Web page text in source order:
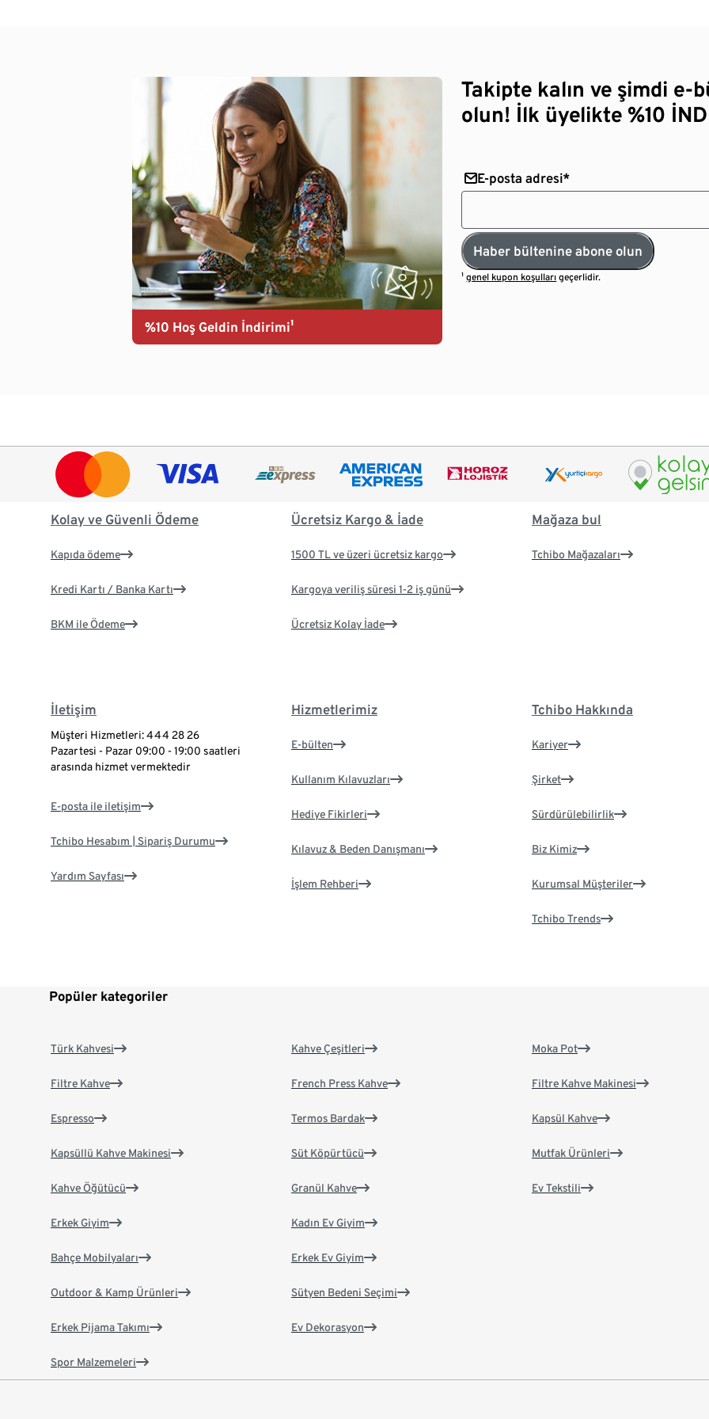
%10 Hoş Geldin İndirimi¹
Takipte kalın ve şimdi e-
olun! İlk üyelikte %10
E-posta adresi*
Haber bültenine abone olun
¹genel kupon koşulları geçerlidir.
Kolay ve Güvenli Ödeme
Kapıda ödeme
Kredi Kartı / Banka Kartı
BKM ile Ödeme
Ücretsiz Kargo & İade
1500 TL ve üzeri ücretsiz kargo
Kargoya veriliş süresi 1-2 iş günü
Ücretsiz Kolay İade
Mağaza bul
Tchibo Mağazaları
İletişim
Müşteri Hizmetleri: 444 28 26
Pazartesi - Pazar 09:00 - 19:00 saatleri
arasında hizmet vermektedir
E-posta ile iletişim
Tchibo Hesabım | Sipariş Durumu
Yardım Sayfası
Hizmetlerimiz
E-bülten
Kullanım Kılavuzları
Hediye Fikirleri
Kılavuz & Beden Danışmanı
İşlem Rehberi
Tchibo Hakkında
Kariyer
Şirket
Sürdürülebilirlik
Biz Kimiz
Kurumsal Müşteriler
Tchibo Trends
Popüler kategoriler
Türk Kahvesi
Filtre Kahve
Espresso
Kapsüllü Kahve Makinesi
Kahve Öğütücü
Kahve Çeşitleri
French Press Kahve
Termos Bardak
Süt Köpürtücü
Granül Kahve
Moka Pot
Filtre Kahve Makinesi
Kapsül Kahve
Mutfak Ürünleri
Ev Tekstili
Erkek Giyim
Bahçe Mobilyaları
Outdoor & Kamp Ürünleri
Erkek Pijama Takımı
Spor Malzemeleri
Kadın Ev Giyim
Erkek Ev Giyim
Sütyen Bedeni Seçimi
Ev Dekorasyon